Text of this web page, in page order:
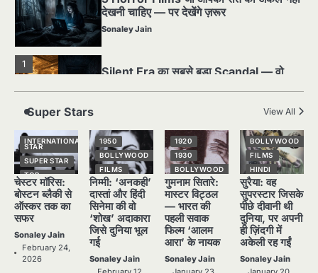
1
Silent Era का सबसे बड़ा Scandal — वो
2
Sonaley Jain
3
जब एक बादशाह को भीड़ में खड़ा होना पड़ा —
The Last Command (1928) Review
Sonaley Jain
4
“क्या आपने वो फ़िल्म देखी है जिसने आज़ाद कोरिया
के पहले सपने को परदे पर उतारा? — Viva
Freedom! (1946) रिव्यू”
Super Stars View All
INTERNATIONAL
STAR
SUPER STAR
TOP
STORIES
चेस्टर मॉरिस:
बोस्टन ब्लैकी से
ऑस्कर तक का
सफर
Sonaley Jain
February 24,
2026
1950
BOLLYWOOD
FILMS
HINDI
NATIONAL
STAR
POPULAR
SUPER STAR
TOP
निम्मी: ‘अनकही’
दास्तां और हिंदी
सिनेमा की वो
‘शोख’ अदाकारा
जिसे दुनिया भूल
गई
Sonaley Jain
1920
1930
BOLLYWOOD
HINDI
NATIONAL
STAR
OLD FILMS
SUPER STAR
TOP
गुमनाम सितारे:
मास्टर विट्ठल
— भारत की
पहली सवाक
फिल्म ‘आलम
आरा’ के नायक
Sonaley Jain
BOLLYWOOD
FILMS
HINDI
NATIONAL
SUPER STAR
TOP
STORIES
सुरैया: वह
सुपरस्टार जिसके
पीछे दीवानी थी
दुनिया, पर अपनी
ही ज़िंदगी में
अकेली रह गईं
Sonaley Jain